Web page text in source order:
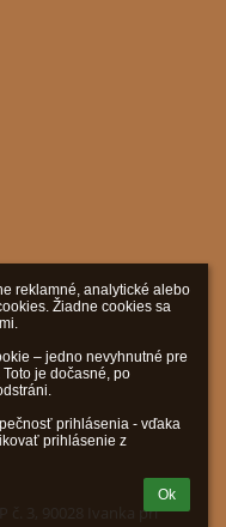
reklamné, analytické alebo
Žiadne cookies sa
– jedno nevyhnutné pre
je dočasné, po
prihlásenia - vďaka
prihlásenie z
Ok
č. 3, 90028 Ivanka pri